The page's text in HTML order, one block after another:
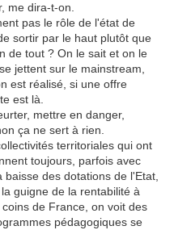
me dira-t-on.
pas le rôle de l'état de
sortir par le haut plutôt que
de tout ? On le sait et on le
jettent sur le mainstream,
est réalisé, si une offre
est là.
mettre en danger,
ça ne sert à rien.
territoriales qui ont
toujours, parfois avec
des dotations de l'Etat,
guigne de la rentabilité à
de France, on voit des
pédagogiques se